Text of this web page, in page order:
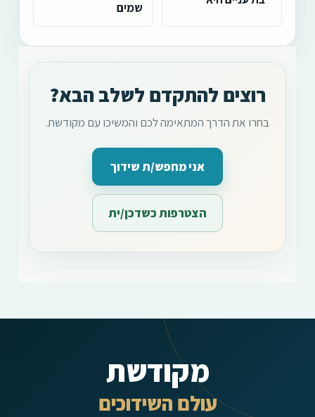
שמים
רוצים להתקדם לשלב הבא?
בחרו את הדרך המתאימה לכם והמשיכו עם מקודשת.
אני מחפש/ת שידוך
הצטרפות כשדכן/ית
מקודשת
עולם השידוכים